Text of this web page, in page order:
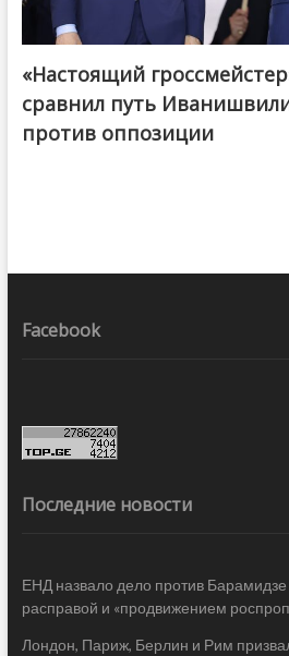
@ქართული ოცნება / Georgian Dream
«Настоящий
сравнил путь
против оппозиции
Facebook
Последние новости
ЕНД назвало дело против Барамидзе
расправой и «продвижением
Лондон, Париж, Берлин и Рим